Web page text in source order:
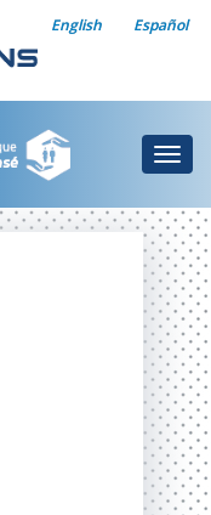
Español
English